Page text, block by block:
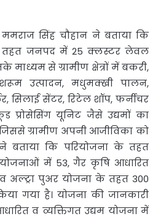
ममराज सिंह चौहान ने बताया कि
के तहत जनपद में 25 क्लस्टर लेवल
से ग्रामीण क्षेत्रों में बकरी,
उत्पादन, मधुमक्खी पालन,
सिलाई सेंटर, रिटेल शॉप, फर्नीचर
प्रोसेसिंग यूनिट जैसे उद्यमों का
ग्रामीण अपनी आजीविका को
बताया कि परियोजना के तहत
में 53, गैर कृषि आधारित
अल्ट्रा पुअर योजना के तहत 300
गया है। योजना की जानकारी
व व्यक्तिगत उद्यम योजना में